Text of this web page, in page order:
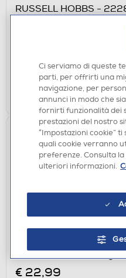
RUSSELL HOBBS -
Ritiro in negozio in 30'
ACCESSORI CUCINA
WEBER - PANETTO DA
CEDRO-PICCOLO-legno
€ 22,99
Ci serviamo di queste
parti, per offrirti una
navigazione, per
annunci in modo che
fornirti funzionalità dei
prestazioni del nostro
“Impostazioni cookie”
quali cookie verranno
preferenze. Consulta
ulteriori informazioni.